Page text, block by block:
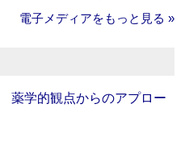
電子メディアをもっと見る »
薬学的観点からのアプロー